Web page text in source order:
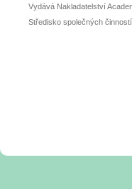
Vydává Nakladatelství
Středisko společných